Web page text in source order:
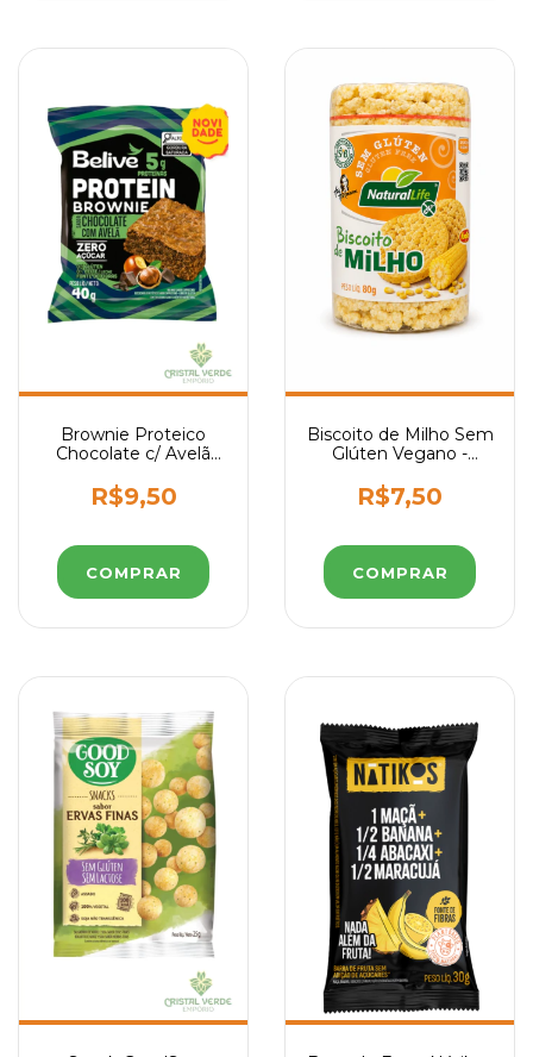
Brownie Proteico
Chocolate c/ Avelã
Glúten Sem Leite
Belive 40g
R$9,50
Biscoito de Milho Sem
Glúten Vegano -
R$7,50